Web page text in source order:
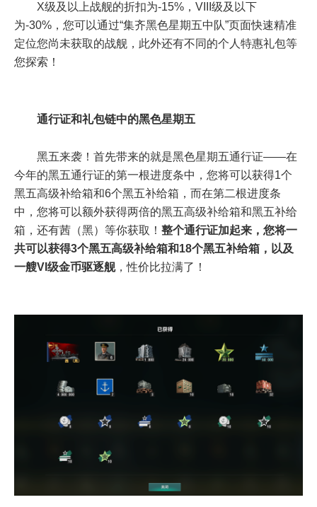
X级及以上战舰的折扣为-15%，VIII级及以下
为-30%，您可以通过“集齐黑色星期五中队”页面快速精准
定位您尚未获取的战舰，此外还有不同的个人特惠礼包等
您探索！
通行证和礼包链中的黑色星期五
黑五来袭！首先带来的就是黑色星期五通行证——在
今年的黑五通行证的第一根进度条中，您将可以获得1个
黑五高级补给箱和6个黑五补给箱，而在第二根进度条
中，您将可以额外获得两倍的黑五高级补给箱和黑五补给
箱，还有茜（黑）等你获取！ 整个通行证加起来，您将一
共可以获得3个黑五高级补给箱和18个黑五补给箱，以及
一艘VI级金币驱逐舰，性价比拉满了！